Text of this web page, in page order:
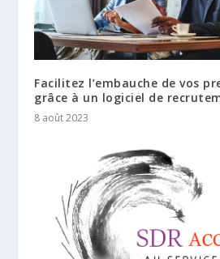
Facilitez l’embauche de vos
grâce à un logiciel de
8 août 2023